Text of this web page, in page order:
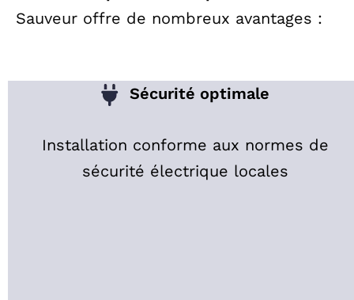
Sauveur offre de nombreux avantages :
Sécurité optimale
Installation conforme aux normes de
sécurité électrique locales